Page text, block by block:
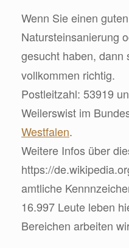
Wenn Sie einen
Natursteinsanierung
gesucht haben,
vollkommen richtig.
Postleitzahl: 53919
Weilerswist im
Westfalen.
Weitere Infos über
https://
amtliche
16.997 Leute leben
Bereichen arbeiten